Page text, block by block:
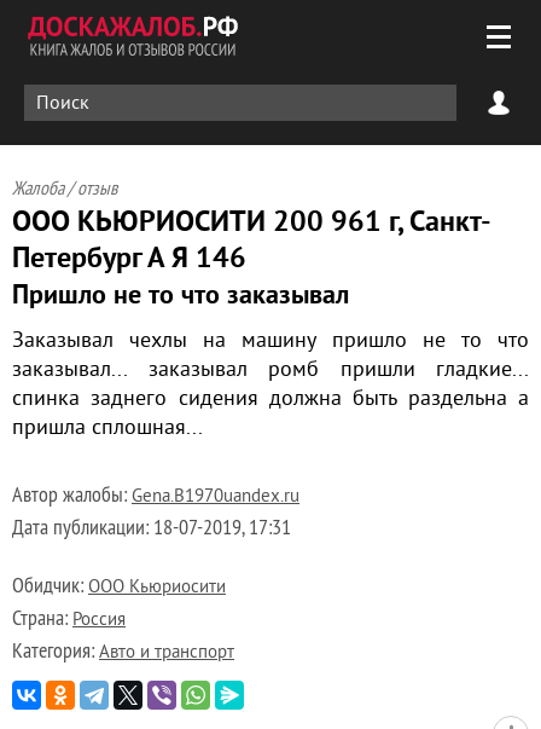
Жалоба / отзыв
ООО КЬЮРИОСИТИ 200 961 г, Санкт-
Петербург А Я 146
Пришло не то что заказывал
Заказывал чехлы на машину пришло не то что
заказывал... заказывал ромб пришли гладкие...
спинка заднего сидения должна быть раздельна а
пришла сплошная...
Автор жалобы: Gena.B1970uandex.ru
Дата публикации: 18-07-2019, 17:31
Обидчик: ООО Кьюриосити
Страна: Россия
Категория: Авто и транспорт